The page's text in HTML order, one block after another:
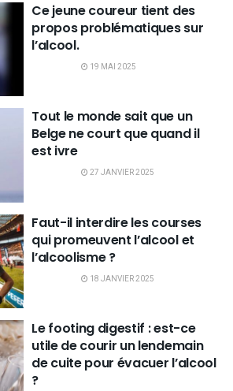
Ce jeune coureur tient des
propos problématiques sur
l’alcool.
19 MAI 2025
Tout le monde sait que un
Belge ne court que quand il
est ivre
27 JANVIER 2025
Faut-il interdire les courses
qui promeuvent l’alcool et
l’alcoolisme ?
18 JANVIER 2025
Le footing digestif : est-ce
utile de courir un lendemain
de cuite pour évacuer l’alcool
?